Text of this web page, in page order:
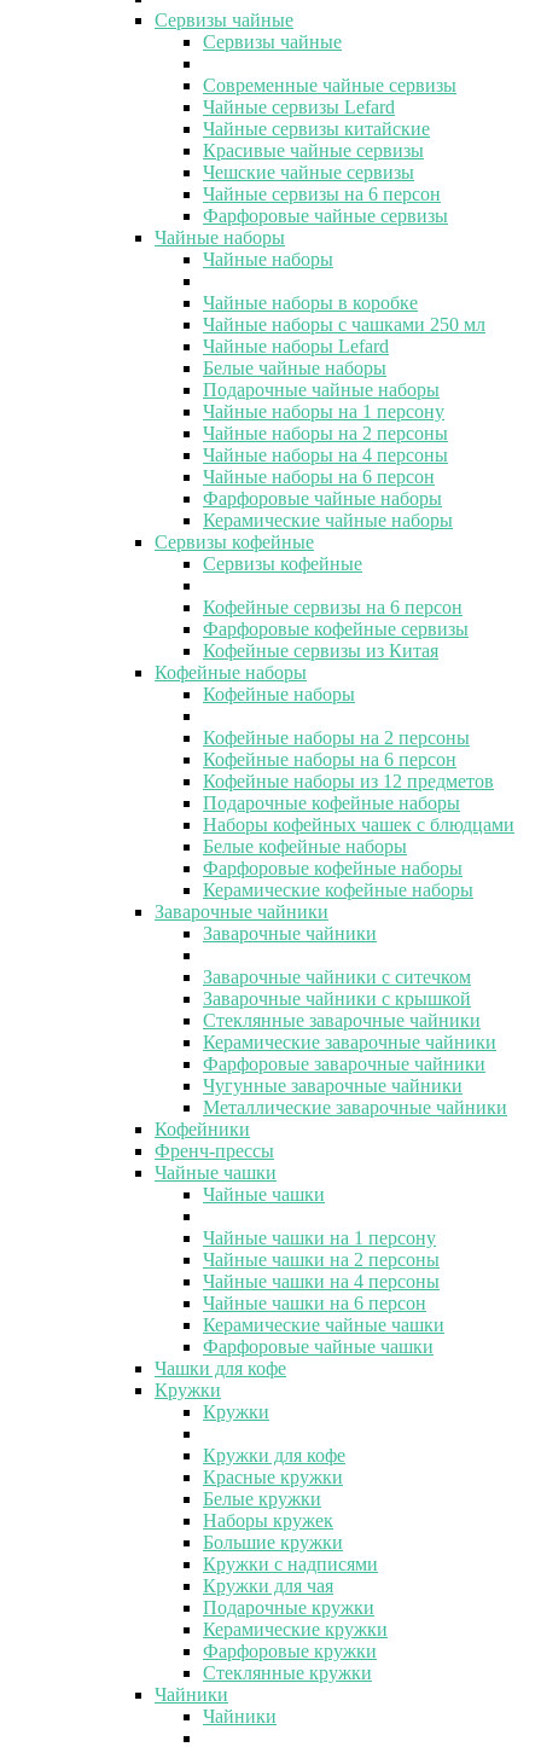
Сервизы чайные
Сервизы чайные
Современные чайные сервизы
Чайные сервизы Lefard
Чайные сервизы китайские
Красивые чайные сервизы
Чешские чайные сервизы
Чайные сервизы на 6 персон
Фарфоровые чайные сервизы
Чайные наборы
Чайные наборы
Чайные наборы в коробке
Чайные наборы с чашками 250 мл
Чайные наборы Lefard
Белые чайные наборы
Подарочные чайные наборы
Чайные наборы на 1 персону
Чайные наборы на 2 персоны
Чайные наборы на 4 персоны
Чайные наборы на 6 персон
Фарфоровые чайные наборы
Керамические чайные наборы
Сервизы кофейные
Сервизы кофейные
Кофейные сервизы на 6 персон
Фарфоровые кофейные сервизы
Кофейные сервизы из Китая
Кофейные наборы
Кофейные наборы
Кофейные наборы на 2 персоны
Кофейные наборы на 6 персон
Кофейные наборы из 12 предметов
Подарочные кофейные наборы
Наборы кофейных чашек с блюдцами
Белые кофейные наборы
Фарфоровые кофейные наборы
Керамические кофейные наборы
Заварочные чайники
Заварочные чайники
Заварочные чайники с ситечком
Заварочные чайники с крышкой
Стеклянные заварочные чайники
Керамические заварочные чайники
Фарфоровые заварочные чайники
Чугунные заварочные чайники
Металлические заварочные чайники
Кофейники
Френч-прессы
Чайные чашки
Чайные чашки
Чайные чашки на 1 персону
Чайные чашки на 2 персоны
Чайные чашки на 4 персоны
Чайные чашки на 6 персон
Керамические чайные чашки
Фарфоровые чайные чашки
Чашки для кофе
Кружки
Кружки
Кружки для кофе
Красные кружки
Белые кружки
Наборы кружек
Большие кружки
Кружки с надписями
Кружки для чая
Подарочные кружки
Керамические кружки
Фарфоровые кружки
Стеклянные кружки
Чайники
Чайники